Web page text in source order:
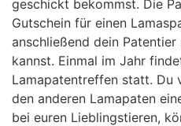
geschickt bekommst. Die
Gutschein für einen
anschließend dein
kannst. Einmal im Jahr
Lamapatentreffen statt. Du
den anderen Lamapaten
bei euren Lieblingstieren,